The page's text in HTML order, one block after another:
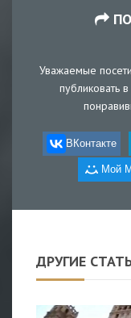
Уважаемые
публиковать
ВКонтакте
Мой
ДРУГИЕ